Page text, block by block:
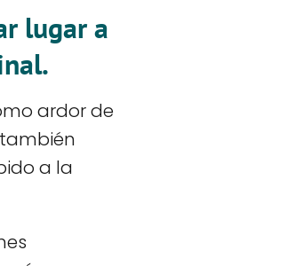
lugar a
ardor de
a la